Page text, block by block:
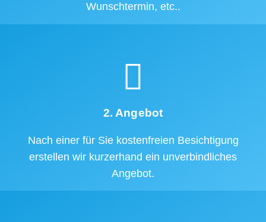
Wunschtermin, etc..
2. Angebot
Nach einer für Sie kostenfreien Besichtigung
erstellen wir kurzerhand ein unverbindliches
Angebot.